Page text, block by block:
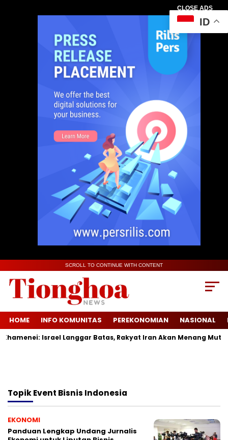
CLOSE ADS
SCROLL TO CONTINUE WITH CONTENT
HOME INFO KOMUNITAS PEREKONOMIAN NASIONAL
Israel Langgar Batas, Rakyat Iran Akan Menang Mutlak
TopikEvent Bisnis Indonesia
EKONOMI
Panduan Lengkap Undang Jurnalis
ID